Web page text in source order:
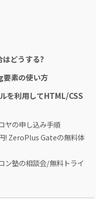
どうする?
素の使い方
を利用してHTML/CSS
ヤの申し込み手順
! ZeroPlus Gateの無料体
ン塾の相談会/無料トライ